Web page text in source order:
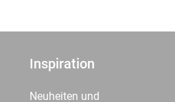
Inspiration
Neuheiten und